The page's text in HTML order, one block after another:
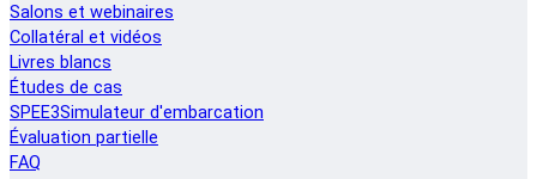
Salons et webinaires
Collatéral et vidéos
Livres blancs
Études de cas
SPEE3Simulateur d'embarcation
Évaluation partielle
FAQ